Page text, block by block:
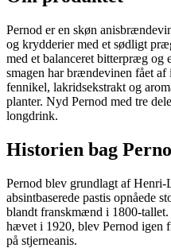
Pernod er en skøn
og krydderier med et sødligt
med et balanceret bitterpræg og
smagen har brændevinen fået af
fennikel, lakridsekstrakt og
planter. Nyd Pernod med tre
longdrink.
Historien bag
Pernod blev grundlagt af
absintbaserede pastis opnåede
blandt franskmænd i 1800-
hævet i 1920, blev Pernod igen
på stjerneanis.